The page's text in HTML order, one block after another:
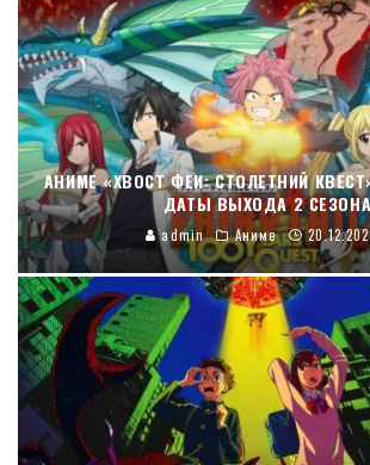
АНИМЕ «ХВОСТ ФЕИ: СТОЛЕТНИЙ
ДАТЫ ВЫХОДА 2
admin Аниме